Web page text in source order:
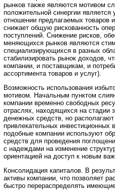
рынков также являются мотивом
положительной синергии
отношении предлагаемых товаров
снижает общую рискованность
поступлений. Снижение рисков,
меняющихся рынков являются
специализирующихся в разных
стабилизировать рынок доходов,
компании, и поставщикам, и
ассортимента товаров и услуг).
Возможность использования
мотивом. Начальным пунктом
компании временно свободных
отраслях, находящихся на стадии
денежных средств, но
привлекательных инвестиционных
подобные компании используют
средств для проведения
с надеждами на изменение
ориентацией на доступ к новым
Консолидация капиталов. В
активы компании, что позволяет
быстро перераспределять